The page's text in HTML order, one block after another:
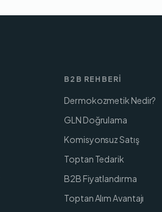
B2B REHBERI
Dermokozmetik Nedir?
GLN Doğrulama
Komisyonsuz Satış
Toptan Tedarik
B2B Fiyatlandırma
Toptan Alım Avantajı